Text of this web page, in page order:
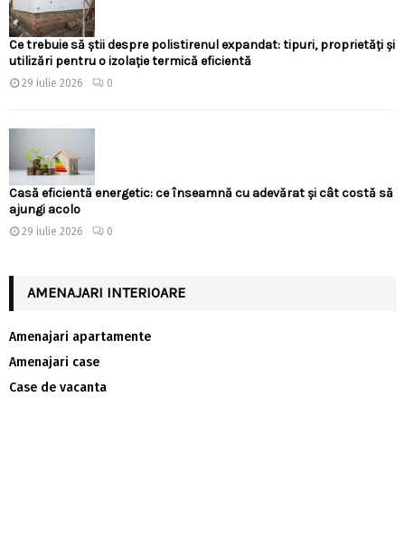
Ce trebuie să știi despre polistirenul expandat: tipuri, proprietăți și
utilizări pentru o izolație termică eficientă
29 iulie 2026 0
Casă eficientă energetic: ce înseamnă cu adevărat și cât costă să
ajungi acolo
29 iulie 2026 0
AMENAJARI INTERIOARE
Amenajari apartamente
Amenajari case
Case de vacanta